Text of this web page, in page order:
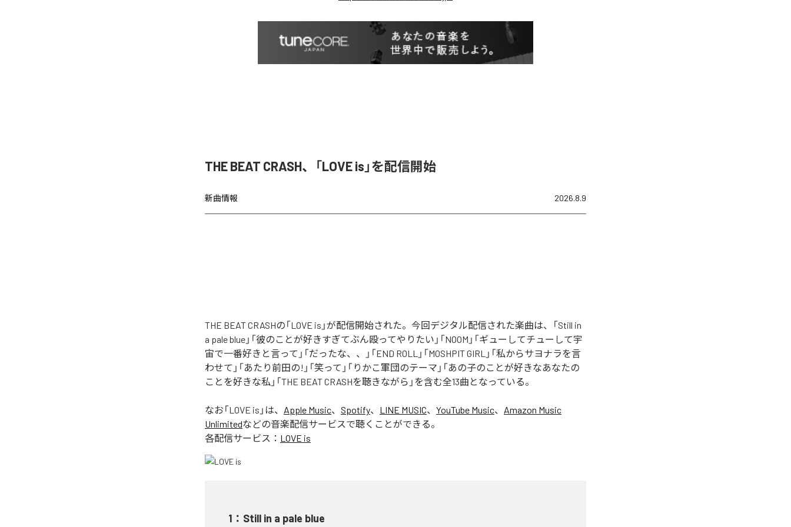
THE BEAT CRASH、「LOVE is」を配信開始
新曲情報 2026.8.9
THE BEAT CRASHの「LOVE is」が配信開始された。今回デジタル配信された楽曲は、「Still in
a pale blue」「彼のことが好きすぎてぶん殴ってやりたい」「NOOM」「ギューしてチューして宇
宙で一番好きと言って」「だったな、、」「END ROLL」「MOSHPIT GIRL」「私からサヨナラを言
わせて」「あたり前田の!」「笑って」「りかこ軍団のテーマ」「あの子のことが好きなあなたの
ことを好きな私」「THE BEAT CRASHを聴きながら」を含む全13曲となっている。
なお「LOVE is 」は、 Apple Music、 Spotify、 LINE MUSIC、 YouTube Music、 Amazon Music
Unlimitedなどの音楽配信サービスで聴くことができる。
各配信サービス： LOVE is
1 ： Still in a pale blue